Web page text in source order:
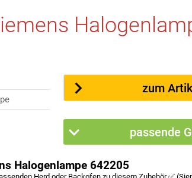
zum
passende
Halogenlampe 642205